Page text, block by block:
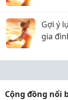
Gợi ý
gia
Cộng đồng nổi